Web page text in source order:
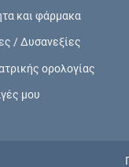
και φάρμακα
/ Δυσανεξίες
ορολογίας
μου